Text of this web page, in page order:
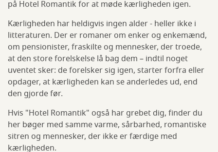
på Hotel Romantik for at møde kærligheden igen.
Kærligheden har heldigvis ingen alder - heller ikke i
litteraturen. Der er romaner om enker og enkemænd,
om pensionister, fraskilte og mennesker, der troede,
at den store forelskelse lå bag dem – indtil noget
uventet sker: de forelsker sig igen, starter forfra eller
opdager, at kærligheden kan se anderledes ud, end
den gjorde før.
Hvis "Hotel Romantik" også har grebet dig, finder du
her bøger med samme varme, sårbarhed, romantiske
sitren og mennesker, der ikke er færdige med
kærligheden.